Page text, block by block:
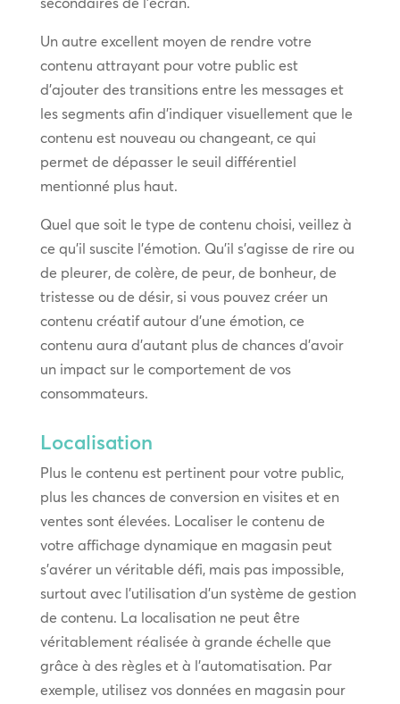
Un autre excellent moyen de rendre votre
contenu attrayant pour votre public est
d’ajouter des transitions entre les messages et
les segments afin d’indiquer visuellement que le
contenu est nouveau ou changeant, ce qui
permet de dépasser le seuil différentiel
mentionné plus haut.
Quel que soit le type de contenu choisi, veillez à
ce qu’il suscite l’émotion. Qu’il s’agisse de rire ou
de pleurer, de colère, de peur, de bonheur, de
tristesse ou de désir, si vous pouvez créer un
contenu créatif autour d’une émotion, ce
contenu aura d’autant plus de chances d’avoir
un impact sur le comportement de vos
consommateurs.
Localisation
Plus le contenu est pertinent pour votre public,
plus les chances de conversion en visites et en
ventes sont élevées. Localiser le contenu de
votre affichage dynamique en magasin peut
s’avérer un véritable défi, mais pas impossible,
surtout avec l’utilisation d’un système de gestion
de contenu. La localisation ne peut être
véritablement réalisée à grande échelle que
grâce à des règles et à l’automatisation. Par
exemple, utilisez vos données en magasin pour